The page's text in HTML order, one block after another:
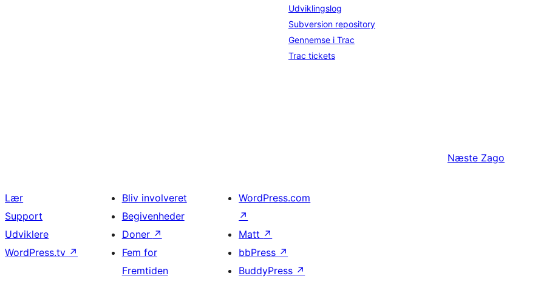
Udviklingslog
Subversion repository
Gennemse i Trac
Trac tickets
Næste Zago
Lær
Support
Udviklere
WordPress.tv ↗
Bliv involveret
Begivenheder
Doner ↗
Fem for
Fremtiden
WordPress.com
↗
Matt ↗
bbPress ↗
BuddyPress ↗